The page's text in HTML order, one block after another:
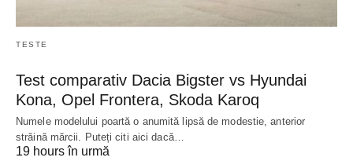
TESTE
Test comparativ Dacia Bigster vs Hyundai
Kona, Opel Frontera, Skoda Karoq
Numele modelului poartă o anumită lipsă de modestie, anterior
străină mărcii. Puteți citi aici dacă…
19 hours în urmă